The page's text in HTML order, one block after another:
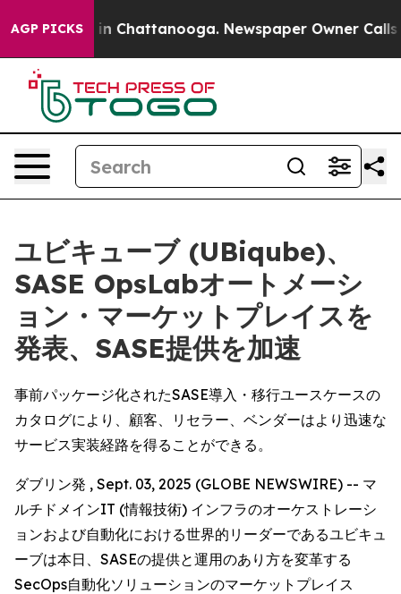
AGP PICKS
Chaos in Chattanooga. Newspaper Owner Calls
ユビキューブ (UBiqube)、
SASE OpsLabオートメーシ
ョン・マーケットプレイスを
発表、SASE提供を加速
事前パッケージ化されたSASE導入・移行ユースケースの
カタログにより、顧客、リセラー、ベンダーはより迅速な
サービス実装経路を得ることができる。
ダブリン発 , Sept. 03, 2025 (GLOBE NEWSWIRE) -- マ
ルチドメインIT (情報技術) インフラのオーケストレーシ
ョンおよび自動化における世界的リーダーであるユビキュ
ーブは本日、SASEの提供と運用のあり方を変革する
SecOps自動化ソリューションのマーケットプレイス